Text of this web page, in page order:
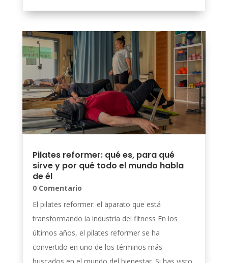
Pilates reformer: qué es, para qué
sirve y por qué todo el mundo habla
de él
0 Comentario
El pilates reformer: el aparato que está
transformando la industria del fitness En los
últimos años, el pilates reformer se ha
convertido en uno de los términos más
buscados en el mundo del bienestar. Si has visto